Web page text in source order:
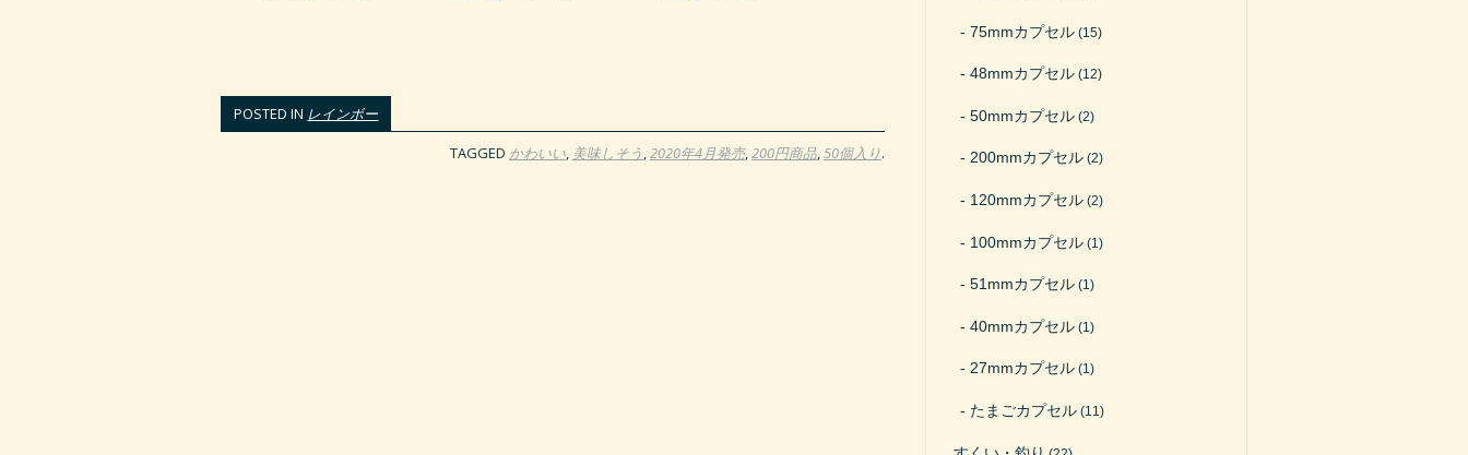
POSTED IN レインボー
TAGGED かわいい, 美味しそう,2020年4月発売,200円商品,50個入り.
75mmカプセル (15)
48mmカプセル (12)
50mmカプセル (2)
200mmカプセル (2)
120mmカプセル (2)
100mmカプセル (1)
51mmカプセル (1)
40mmカプセル (1)
27mmカプセル (1)
たまごカプセル (11)